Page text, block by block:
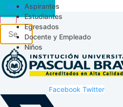
Aspirantes
Estudiantes
Egresados
Docente y Empleado
Niños
Acceso SICAU
Facebook Twitter